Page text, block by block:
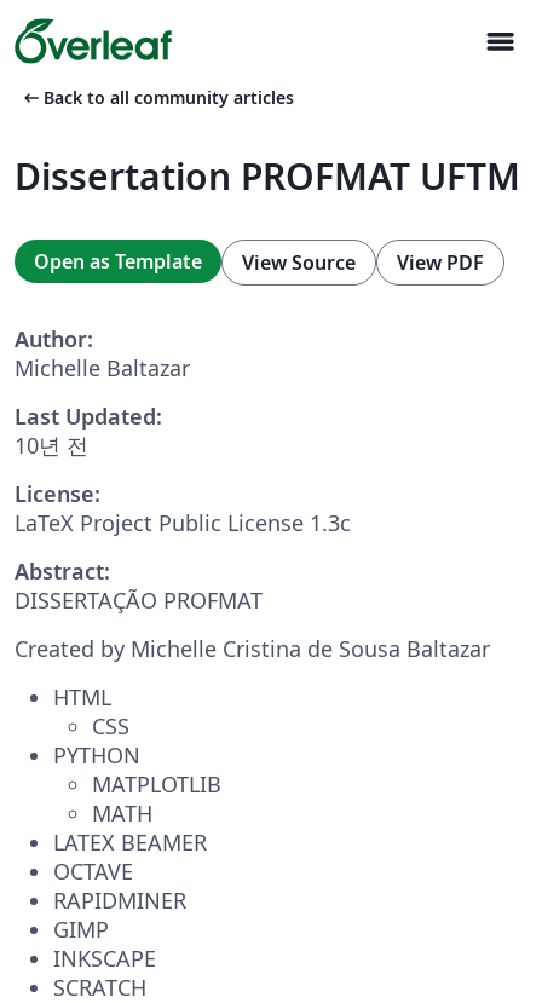
menu
arrow_left_alt Back to all community articles
Dissertation PROFMAT UFTM
Open as Template View Source View PDF
Author:
Michelle Baltazar
Last Updated:
10년 전
License:
LaTeX Project Public License 1.3c
Abstract:
DISSERTAÇÃO PROFMAT
Created by Michelle Cristina de Sousa Baltazar
HTML
CSS
PYTHON
MATPLOTLIB
MATH
LATEX BEAMER
OCTAVE
RAPIDMINER
GIMP
INKSCAPE
SCRATCH